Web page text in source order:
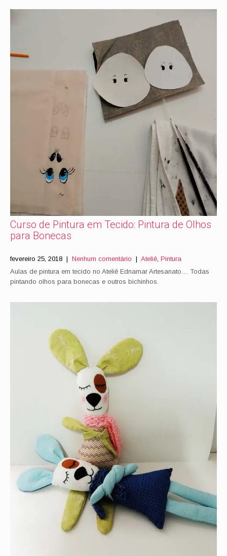
Curso de Pintura em Tecido: Pintura de Olhos
para Bonecas
fevereiro 25, 2018 | Nenhum comentário | Ateliê, Pintura
Aulas de pintura em tecido no Ateliê Ednamar Artesanato… Todas
pintando olhos para bonecas e outros bichinhos.